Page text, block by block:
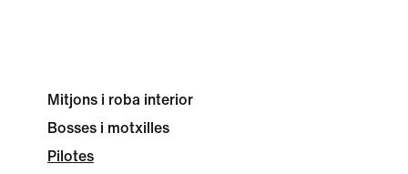
Mitjons i roba interior
Bosses i motxilles
Pilotes